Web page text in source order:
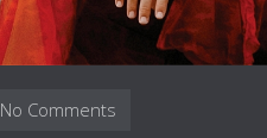
No Comments